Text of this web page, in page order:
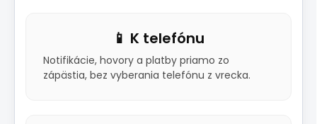
📱 K telefónu
Notifikácie, hovory a platby priamo zo
zápästia, bez vyberania telefónu z vrecka.